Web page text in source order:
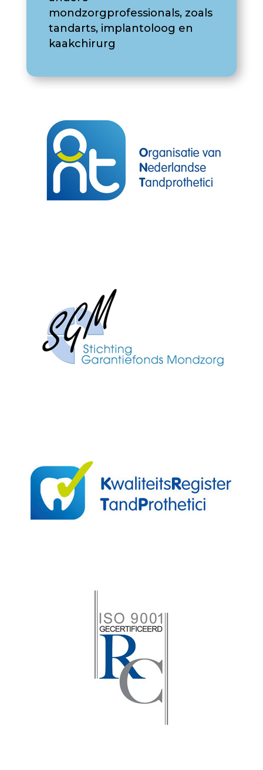
mondzorgprofessionals, zoals
tandarts, implantoloog en
kaakchirurg